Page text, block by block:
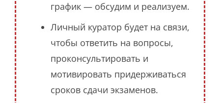
график — обсудим и реализуем.
Личный куратор будет на связи,
чтобы ответить на вопросы,
проконсультировать и
мотивировать придерживаться
сроков сдачи экзаменов.